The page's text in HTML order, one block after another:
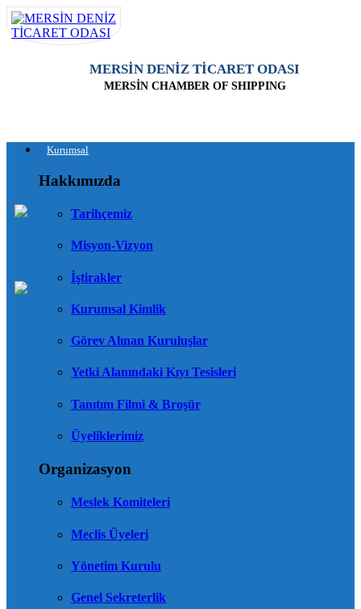
MERSİN DENİZ TİCARET ODASI
MERSİN CHAMBER OF SHIPPING
Kurumsal
Hakkımızda
Tarihçemiz
Misyon-Vizyon
İştirakler
Kurumsal Kimlik
Görev Alınan Kuruluşlar
Yetki Alanındaki Kıyı Tesisleri
Tanıtım Filmi & Broşür
Üyeliklerimiz
Organizasyon
Meslek Komiteleri
Meclis Üyeleri
Yönetim Kurulu
Genel Sekreterlik